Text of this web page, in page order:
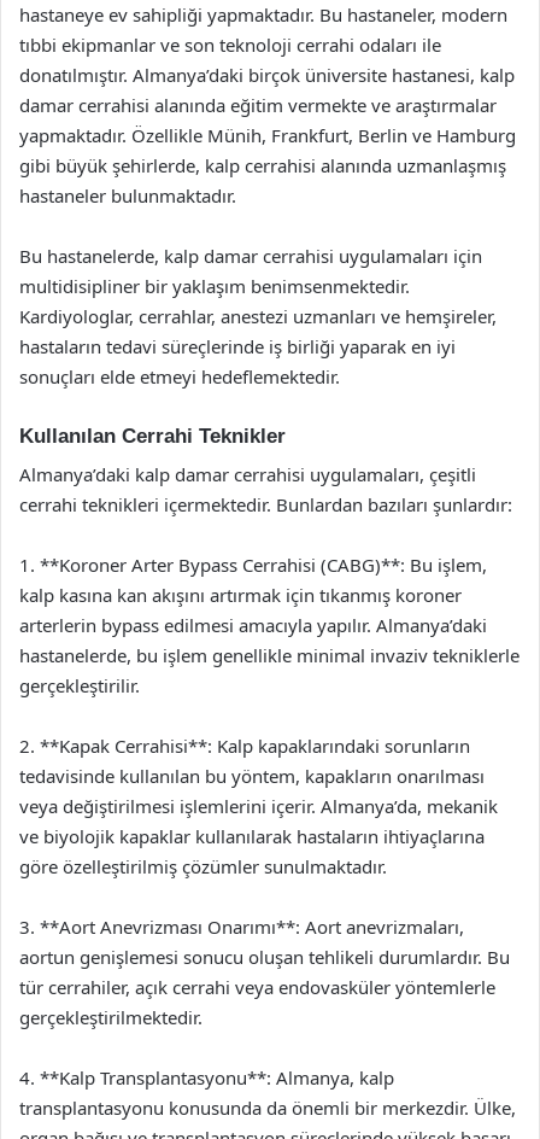
hastaneye ev sahipliği yapmaktadır. Bu hastaneler, modern
tıbbi ekipmanlar ve son teknoloji cerrahi odaları ile
donatılmıştır. Almanya’daki birçok üniversite hastanesi, kalp
damar cerrahisi alanında eğitim vermekte ve araştırmalar
yapmaktadır. Özellikle Münih, Frankfurt, Berlin ve Hamburg
gibi büyük şehirlerde, kalp cerrahisi alanında uzmanlaşmış
hastaneler bulunmaktadır.
Bu hastanelerde, kalp damar cerrahisi uygulamaları için
multidisipliner bir yaklaşım benimsenmektedir.
Kardiyologlar, cerrahlar, anestezi uzmanları ve hemşireler,
hastaların tedavi süreçlerinde iş birliği yaparak en iyi
sonuçları elde etmeyi hedeflemektedir.
Kullanılan Cerrahi Teknikler
Almanya’daki kalp damar cerrahisi uygulamaları, çeşitli
cerrahi teknikleri içermektedir. Bunlardan bazıları şunlardır:
1. **Koroner Arter Bypass Cerrahisi (CABG)**: Bu işlem,
kalp kasına kan akışını artırmak için tıkanmış koroner
arterlerin bypass edilmesi amacıyla yapılır. Almanya’daki
hastanelerde, bu işlem genellikle minimal invaziv tekniklerle
gerçekleştirilir.
2. **Kapak Cerrahisi**: Kalp kapaklarındaki sorunların
tedavisinde kullanılan bu yöntem, kapakların onarılması
veya değiştirilmesi işlemlerini içerir. Almanya’da, mekanik
ve biyolojik kapaklar kullanılarak hastaların ihtiyaçlarına
göre özelleştirilmiş çözümler sunulmaktadır.
3. **Aort Anevrizması Onarımı**: Aort anevrizmaları,
aortun genişlemesi sonucu oluşan tehlikeli durumlardır. Bu
tür cerrahiler, açık cerrahi veya endovasküler yöntemlerle
gerçekleştirilmektedir.
4. **Kalp Transplantasyonu**: Almanya, kalp
transplantasyonu konusunda da önemli bir merkezdir. Ülke,